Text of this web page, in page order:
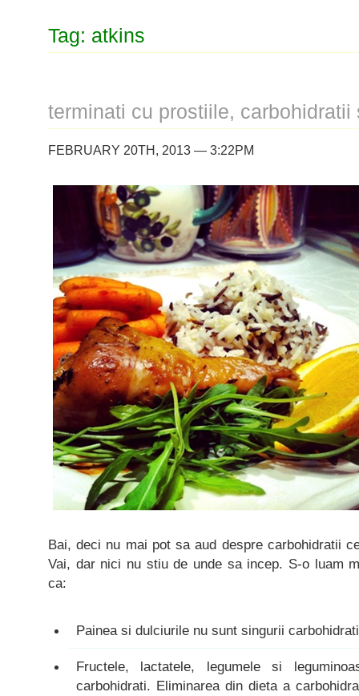
Tag: atkins
terminati cu prostiile, carbohidratii
FEBRUARY 20TH, 2013 — 3:22PM
Bai, deci nu mai pot sa aud despre carbohidratii
Vai, dar nici nu stiu de unde sa incep. S-o luam
ca:
Painea si dulciurile nu sunt singurii
Fructele, lactatele, legumele si
carbohidrati. Eliminarea din dieta a